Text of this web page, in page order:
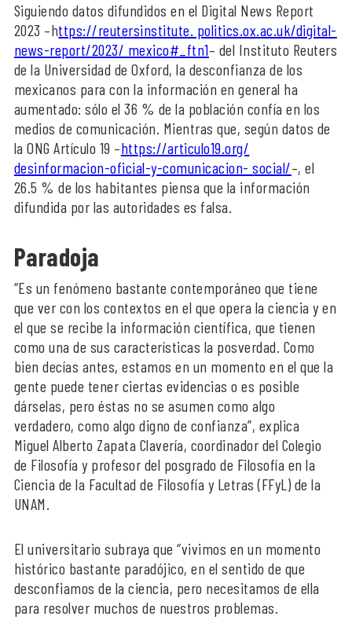
Siguiendo datos difundidos en el Digital News Report
2023 –https://reutersinstitute. politics.ox.ac.uk/digital-
news-report/2023/ mexico#_ftn1– del Instituto Reuters
de la Universidad de Oxford, la desconfianza de los
mexicanos para con la información en general ha
aumentado: sólo el 36 % de la población confía en los
medios de comunicación. Mientras que, según datos de
la ONG Artículo 19 –https://articulo19.org/
desinformacion-oficial-y-comunicacion- social/–, el
26.5 % de los habitantes piensa que la información
difundida por las autoridades es falsa.
Paradoja
“Es un fenómeno bastante contemporáneo que tiene
que ver con los contextos en el que opera la ciencia y en
el que se recibe la información científica, que tienen
como una de sus características la posverdad. Como
bien decías antes, estamos en un momento en el que la
gente puede tener ciertas evidencias o es posible
dárselas, pero éstas no se asumen como algo
verdadero, como algo digno de confianza”, explica
Miguel Alberto Zapata Clavería, coordinador del Colegio
de Filosofía y profesor del posgrado de Filosofía en la
Ciencia de la Facultad de Filosofía y Letras (FFyL) de la
UNAM.
El universitario subraya que “vivimos en un momento
histórico bastante paradójico, en el sentido de que
desconfiamos de la ciencia, pero necesitamos de ella
para resolver muchos de nuestros problemas.